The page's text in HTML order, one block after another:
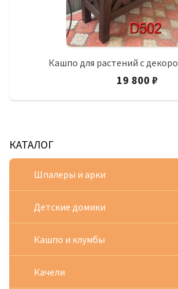
Кашпо для растений с
19 800 ₽
КАТАЛОГ
Шпалеры и арки
Детские домики
Кашпо и клумбы
Качели